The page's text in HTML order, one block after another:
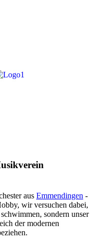
aus Emmendingen -
wir versuchen dabei,
sondern unser
der modernen